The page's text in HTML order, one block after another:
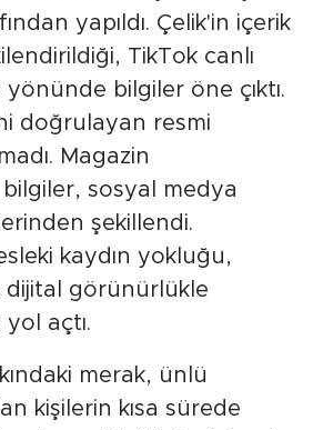
yapıldı. Çelik'in içerik
TikTok canlı
yönünde bilgiler öne çıktı.
doğrulayan resmi
Magazin
bilgiler, sosyal medya
şekillendi.
kaydın yokluğu,
dijital görünürlükle
yol açtı.
merak, ünlü
kişilerin kısa sürede